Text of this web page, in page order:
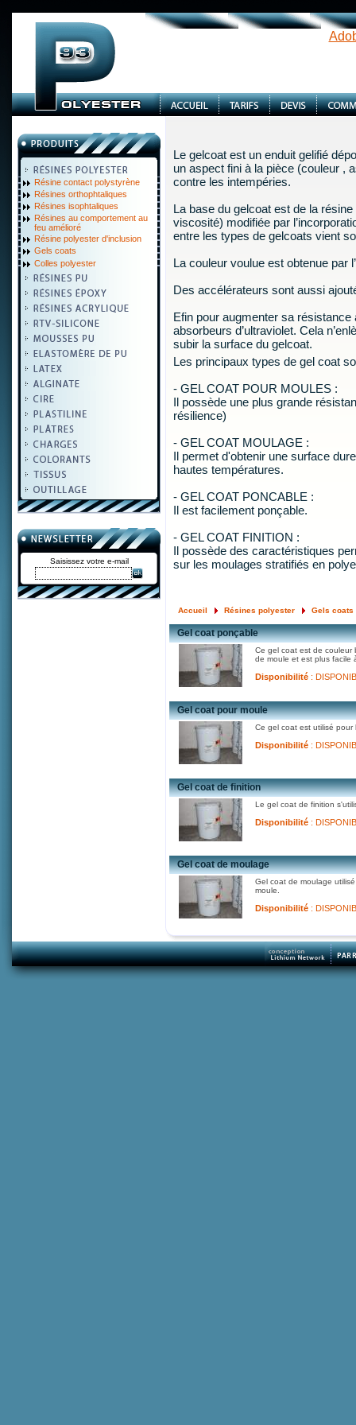
Résine contact polystyrène
Résines orthophtaliques
Résines isophtaliques
Résines au comportement au
feu amélioré
Résine polyester d'inclusion
Gels coats
Colles polyester
Saisissez votre e-mail
Le gelcoat est un enduit gelifié
un aspect fini à la pièce (couleur ,
contre les intempéries.
La base du gelcoat est de la
viscosité) modifiée par
entre les types de gelcoats vient
La couleur voulue est obtenue par
Des accélérateurs sont aussi
Efin pour augmenter sa
absorbeurs d’ultraviolet. Cela
subir la surface du gelcoat.
Les principaux types de gel coat
- GEL COAT POUR MOULES :
Il possède une plus grande
résilience)
- GEL COAT MOULAGE :
Il permet d'obtenir une surface
hautes températures.
- GEL COAT PONCABLE :
Il est facilement ponçable.
- GEL COAT FINITION :
Il possède des caractéristiques
sur les moulages stratifiés en
Accueil Résines polyester Gels coats
Gel coat ponçable
Ce gel coat est de couleur
de moule et est plus facile
Disponibilité :
Gel coat pour moule
Ce gel coat est utilisé pour
Disponibilité :
Gel coat de finition
Le gel coat de finition
Disponibilité :
Gel coat de moulage
Gel coat de moulage
moule.
Disponibilité :